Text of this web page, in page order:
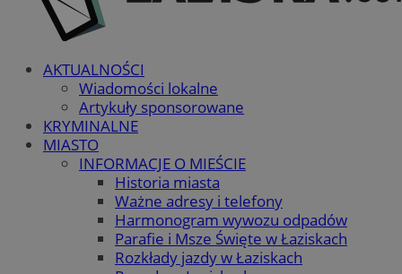
AKTUALNOŚCI
Wiadomości lokalne
Artykuły sponsorowane
KRYMINALNE
MIASTO
INFORMACJE O MIEŚCIE
Historia miasta
Ważne adresy i telefony
Harmonogram wywozu odpadów
Parafie i Msze Święte w Łaziskach
Rozkłady jazdy w Łaziskach